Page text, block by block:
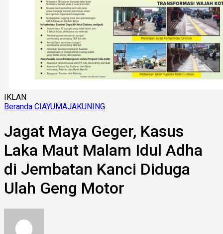
IKLAN
Beranda CIAYUMAJAKUNING
Jagat Maya Geger, Kasus
Laka Maut Malam Idul Adha
di Jembatan Kanci Diduga
Ulah Geng Motor